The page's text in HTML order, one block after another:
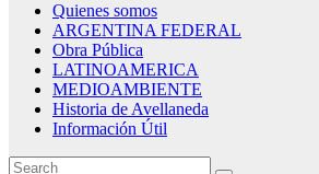
Quienes somos
ARGENTINA FEDERAL
Obra Pública
LATINOAMERICA
MEDIOAMBIENTE
Historia de Avellaneda
Información Útil